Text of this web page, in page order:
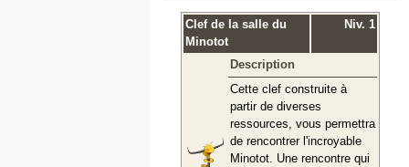
Clef de la salle du
Minotot
Niv. 1
Description
Cette clef construite à
partir de diverses
ressources, vous permettra
de rencontrer l'incroyable
Minotot. Une rencontre qui